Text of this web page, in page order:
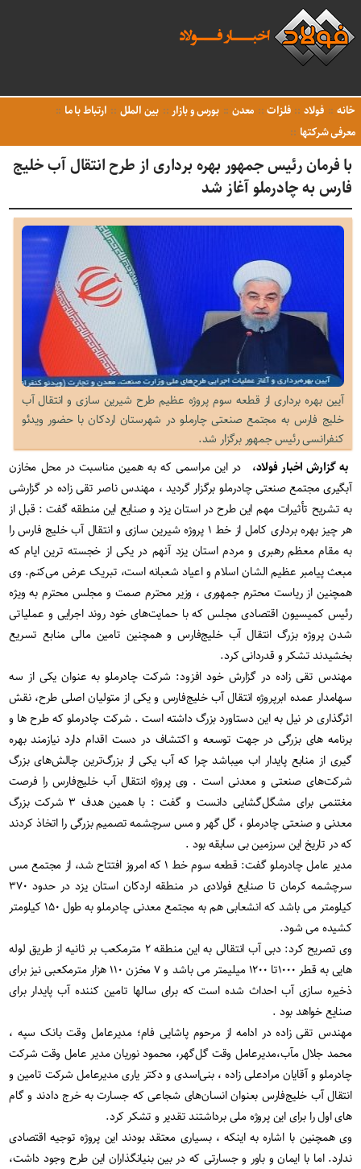
خانه فولاد فلزات معدن بورس و بازار بین الملل
ارتباط با ما
معرفی شرکتها
با فرمان رئیس جمهور بهره برداری از طرح انتقال آب خلیج
فارس به چادرملو آغاز شد
آیین بهره برداری از قطعه سوم پروژه عظیم طرح شیرین سازی و انتقال آب
خلیج فارس به مجتمع صنعتی چارملو در شهرستان اردکان با حضور ویدئو
کنفرانسی رئیس جمهور برگزار شد.
به گزارش اخبار فولاد،
در این مراسمی که به همین مناسبت در محل مخازن
آبگیری مجتمع صنعتی چادرملو برگزار گردید ، مهندس ناصر تقی زاده در گزارشی
به تشریح تأثیرات مهم این طرح در استان یزد و صنایع این منطقه گفت : قبل از
هر چیز بهره برداری کامل از خط ۱ پروژه شیرین سازی و انتقال آب خلیج فارس را
به مقام معظم رهبری و مردم استان یزد آنهم در یکی از خجسته ترین ایام که
مبعث پیامبر عظیم الشان اسلام و اعیاد شعبانه است، تبریک عرض می‌کنم. وی
همچنین از ریاست محترم جمهوری ، وزیر محترم صمت و مجلس محترم به ویژه
رئیس کمیسیون اقتصادی مجلس که با حمایت‌های خود روند اجرایی و عملیاتی
شدن پروژه بزرگ انتقال آب خلیج‌فارس و همچنین تامین مالی منابع تسریع
بخشیدند تشکر و قدردانی کرد.
مهندس تقی زاده در گزارش خود افزود: شرکت چادرملو به عنوان یکی از سه
سهامدار عمده ابرپروژه انتقال آب خلیج‌فارس و یکی از متولیان اصلی طرح، نقش
اثرگذاری در نیل به این دستاورد بزرگ داشته است . شرکت چادرملو که طرح ها و
برنامه های بزرگی در جهت توسعه و اکتشاف در دست اقدام دارد نیازمند بهره
گیری از منابع پایدار اب میباشد چرا که آب یکی از بزرگ‌ترین چالش‌های بزرگ
شرکت‌های صنعتی و معدنی است . وی پروژه انتقال آب خلیج‌فارس را فرصت
مغتنمی برای مشگل‌گشایی دانست و گفت : با همین هدف ۳ شرکت بزرگ
معدنی و صنعتی چادرملو ، گل گهر و مس سرچشمه تصمیم بزرگی را اتخاذ کردند
که در تاریخ این سرزمین بی سابقه بود .
مدیر عامل چادرملو گفت: قطعه سوم خط ۱ که امروز افتتاح شد، از مجتمع مس
سرچشمه کرمان تا صنایع فولادی در منطقه اردکان استان یزد در حدود ۳۷۰
کیلومتر می باشد که انشعابی هم به مجتمع معدنی چادرملو به طول ۱۵۰ کیلومتر
کشیده می شود.
وی تصریح کرد: دبی آب انتقالی به این منطقه ۲ مترمکعب بر ثانیه از طریق لوله
هایی به قطر ۱۰۰۰تا ۱۲۰۰ میلیمتر می باشد و ۷ مخزن ۱۱۰ هزار مترمکعبی نیز برای
ذخیره سازی آب احداث شده است که برای سالها تامین کننده آب پایدار برای
صنایع خواهد بود .
مهندس تقی زاده در ادامه از مرحوم پاشایی فام؛ مدیرعامل وقت بانک سپه ،
محمد جلال مآب،مدیرعامل وقت گل‌گهر، محمود نوریان مدیر عامل وقت شرکت
چادرملو و آقایان مرادعلی زاده ، بنی‌اسدی و دکتر یاری مدیرعامل شرکت تامین و
انتقال آب خلیج‌فارس بعنوان انسان‌های شجاعی که جسارت به خرج دادند و گام
های اول را برای این پروژه ملی برداشتند تقدیر و تشکر کرد.
وی همچنین با اشاره به اینکه ، بسیاری معتقد بودند این پروژه توجیه اقتصادی
ندارد. اما با ایمان و باور و جسارتی که در بین بنیانگذاران این طرح وجود داشت،